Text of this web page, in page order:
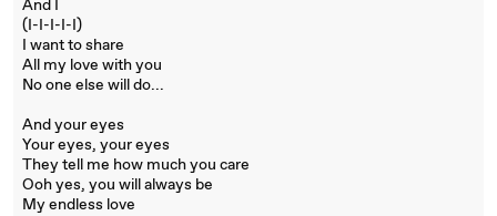
And I
(I-I-I-I-I)
I want to share
All my love with you
No one else will do...
And your eyes
Your eyes, your eyes
They tell me how much you care
Ooh yes, you will always be
My endless love